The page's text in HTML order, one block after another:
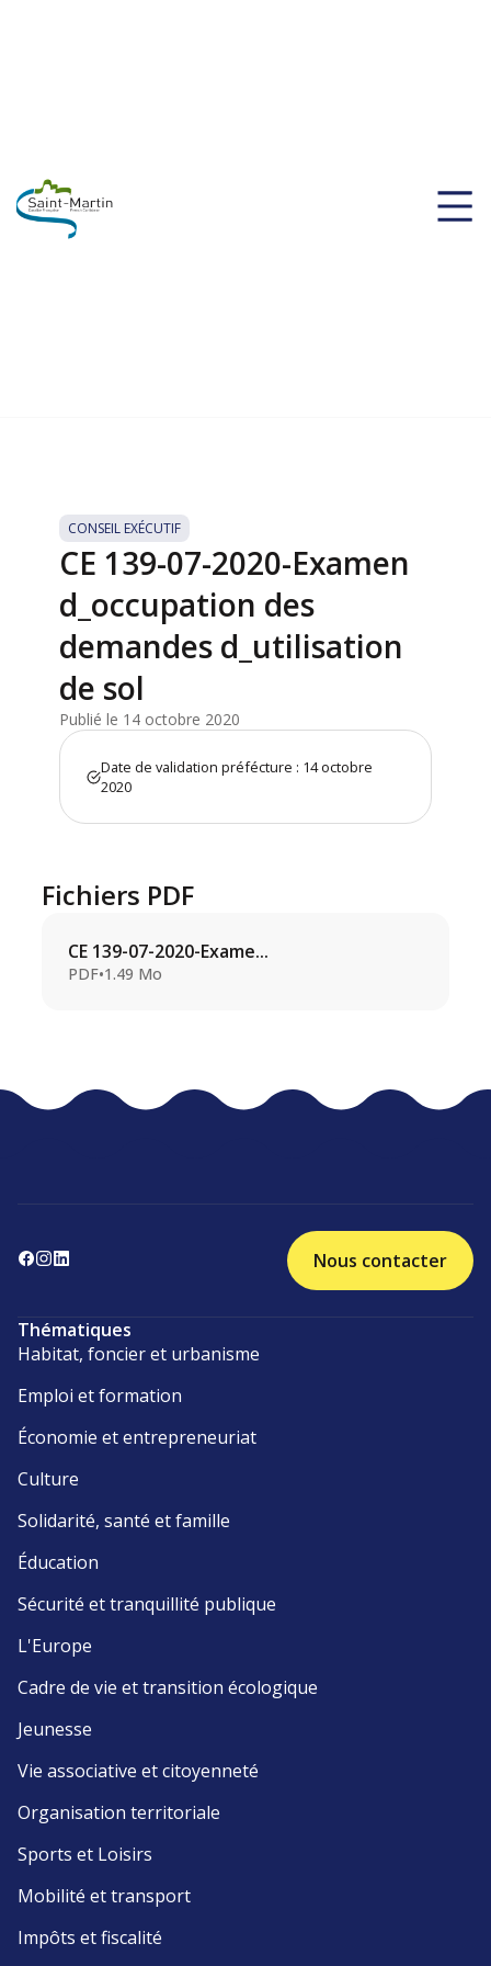
CONSEIL EXÉCUTIF
CE 139-07-2020-Examen
d_occupation des
demandes d_utilisation
de sol
Publié le 14 octobre 2020
Date de validation préfécture : 14 octobre
2020
Fichiers PDF
CE 139-07-2020-Exame...
PDF•1.49 Mo
Nous contacter
Thématiques
Habitat, foncier et urbanisme
Emploi et formation
Économie et entrepreneuriat
Culture
Solidarité, santé et famille
Éducation
Sécurité et tranquillité publique
L'Europe
Cadre de vie et transition écologique
Jeunesse
Vie associative et citoyenneté
Organisation territoriale
Sports et Loisirs
Mobilité et transport
Impôts et fiscalité